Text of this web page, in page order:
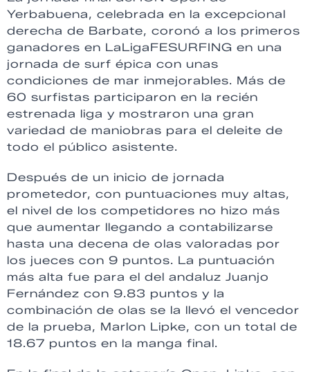
Yerbabuena, celebrada en la excepcional
derecha de Barbate, coronó a los primeros
ganadores en LaLigaFESURFING en una
jornada de surf épica con unas
condiciones de mar inmejorables. Más de
60 surfistas participaron en la recién
estrenada liga y mostraron una gran
variedad de maniobras para el deleite de
todo el público asistente.
Después de un inicio de jornada
prometedor, con puntuaciones muy altas,
el nivel de los competidores no hizo más
que aumentar llegando a contabilizarse
hasta una decena de olas valoradas por
los jueces con 9 puntos. La puntuación
más alta fue para el del andaluz Juanjo
Fernández con 9.83 puntos y la
combinación de olas se la llevó el vencedor
de la prueba, Marlon Lipke, con un total de
18.67 puntos en la manga final.